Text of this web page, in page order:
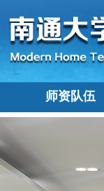
师资队伍